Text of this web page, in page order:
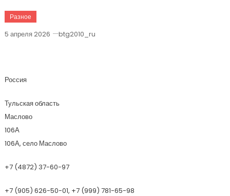
Разное
5 апреля 2026 btg2010_ru
Россия
Тульская область
Маслово
106А
106А, село Маслово
+7 (4872) 37-60-97
+7 (905) 626-50-01, +7 (999) 781-65-98